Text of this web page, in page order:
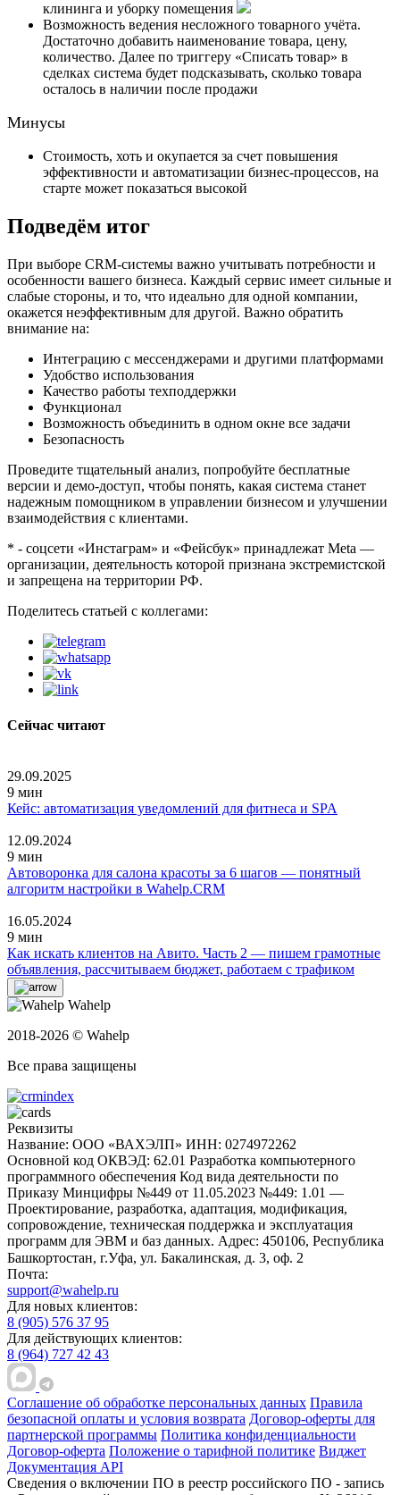
клининга и уборку помещения
Возможность ведения несложного товарного учёта.
Достаточно добавить наименование товара, цену,
количество. Далее по триггеру «Списать товар» в
сделках система будет подсказывать, сколько товара
осталось в наличии после продажи
Минусы
Стоимость, хоть и окупается за счет повышения
эффективности и автоматизации бизнес-процессов, на
старте может показаться высокой
Подведём итог
При выборе CRM-системы важно учитывать потребности и
особенности вашего бизнеса. Каждый сервис имеет сильные и
слабые стороны, и то, что идеально для одной компании,
окажется неэффективным для другой. Важно обратить
внимание на:
Интеграцию с мессенджерами и другими платформами
Удобство использования
Качество работы техподдержки
Функционал
Возможность объединить в одном окне все задачи
Безопасность
Проведите тщательный анализ, попробуйте бесплатные
версии и демо-доступ, чтобы понять, какая система станет
надежным помощником в управлении бизнесом и улучшении
взаимодействия с клиентами.
* - cоцсети «Инстаграм» и «Фейсбук» принадлежат Meta —
организации, деятельность которой признана экстремистской
и запрещена на территории РФ.
Поделитесь статьей с коллегами:
Сейчас читают
29.09.2025
9 мин
Кейс: автоматизация уведомлений для фитнеса и SPA
12.09.2024
9 мин
Автоворонка для салона красоты за 6 шагов — понятный
алгоритм настройки в Wahelp.CRM
16.05.2024
9 мин
Как искать клиентов на Авито. Часть 2 — пишем грамотные
объявления, рассчитываем бюджет, работаем с трафиком
Wahelp
2018-2026 © Wahelp
Все права защищены
Реквизиты
Название: ООО «ВАХЭЛП» ИНН: 0274972262
Основной код ОКВЭД: 62.01 Разработка компьютерного
программного обеспечения Код вида деятельности по
Приказу Минцифры №449 от 11.05.2023 №449: 1.01 —
Проектирование, разработка, адаптация, модификация,
сопровождение, техническая поддержка и эксплуатация
программ для ЭВМ и баз данных. Адрес: 450106, Республика
Башкортостан, г.Уфа, ул. Бакалинская, д. 3, oф. 2
Почта:
support@wahelp.ru
Для новых клиентов:
8 (905) 576 37 95
Для действующих клиентов:
8 (964) 727 42 43
Соглашение об обработке персональных данных Правила
безопасной оплаты и условия возврата Договор-оферты для
партнерской программы Политика конфиденциальности
Договор-оферта Положение о тарифной политике Виджет
Документация API
Сведения о включении ПО в реестр российского ПО - запись